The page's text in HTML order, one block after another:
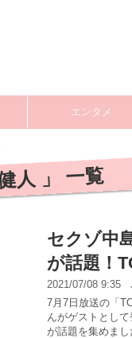
エンタメ
人 」 一覧
セクゾ中
が話題！
2021/07/08 9:35
7月7日放送の「
んがゲストとし
が話題を集めま